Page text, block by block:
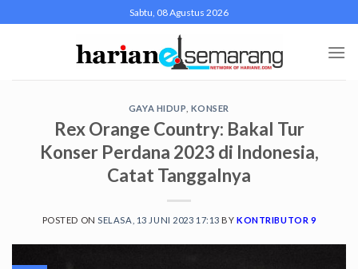
to
Sabtu, 08 Agustus 2026
GAYA HIDUP KONSER
Rex Orange Country: Bakal Tur
Konser Perdana 2023 di Indonesia,
Catat Tanggalnya
POSTED ON SELASA, 13 JUNI 2023 17:13 BYKONTRIBUTOR 9